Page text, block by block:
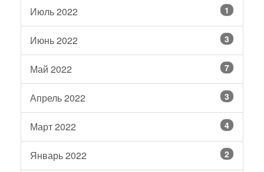
Июль 2022 1
Июнь 2022 3
Май 2022 7
Апрель 2022 3
Март 2022 4
Январь 2022 2